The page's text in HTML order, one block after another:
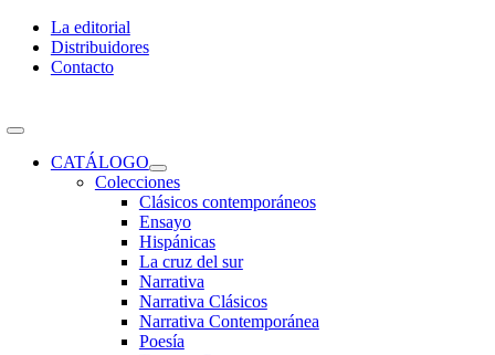
Skip
content
La editorial
Distribuidores
Contacto
Toggle
NavigationCATÁLOGO
Colecciones
Clásicos contemporáneos
Ensayo
Hispánicas
La cruz del sur
Narrativa
Narrativa Clásicos
Narrativa Contemporánea
Poesía